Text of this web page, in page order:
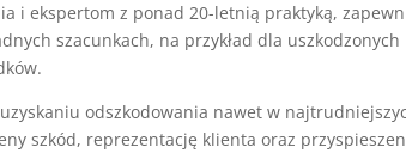
i ekspertom z ponad 20-letnią praktyką,
szacunkach, na przykład dla
uzyskaniu odszkodowania nawet w
szkód, reprezentację klienta oraz